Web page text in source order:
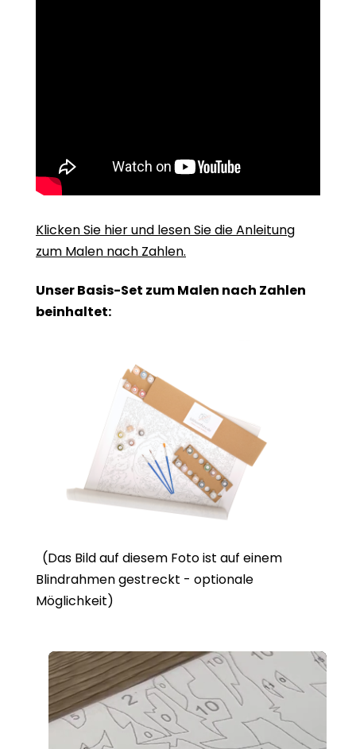
Klicken Sie hier und lesen Sie die Anleitung
zum Malen nach Zahlen.
Unser Basis-Set zum Malen nach Zahlen
beinhaltet:
(Das Bild auf diesem Foto ist auf einem
Blindrahmen gestreckt - optionale
Möglichkeit)